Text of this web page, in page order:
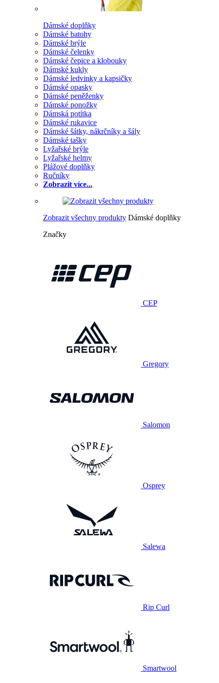
Dámské doplňky
Dámské batohy
Dámské brýle
Dámské čelenky
Dámské čepice a klobouky
Dámské kukly
Dámské ledvinky a kapsičky
Dámské opasky
Dámské peněženky
Dámské ponožky
Dámská potítka
Dámské rukavice
Dámské šátky, nákrčníky a šály
Dámské tašky
Lyžařské brýle
Lyžařské helmy
Plážové doplňky
Ručníky
Zobrazit více...
Zobrazit všechny produkty Dámské doplňky
Značky
CEP
Gregory
Salomon
Osprey
Salewa
Rip Curl
Smartwool